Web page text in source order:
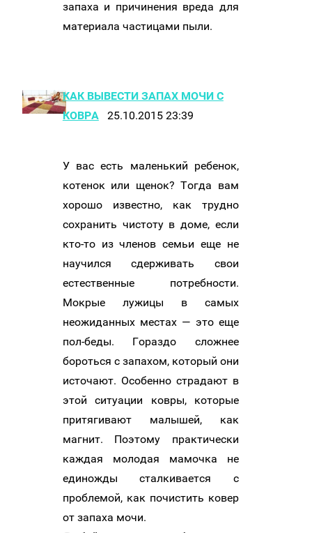
запаха и причинения вреда для
материала частицами пыли.
КАК ВЫВЕСТИ ЗАПАХ МОЧИ С
КОВРА25.10.2015 23:39
У вас есть маленький ребенок,
котенок или щенок? Тогда вам
хорошо известно, как трудно
сохранить чистоту в доме, если
кто-то из членов семьи еще не
научился сдерживать свои
естественные потребности.
Мокрые лужицы в самых
неожиданных местах — это еще
пол-беды. Гораздо сложнее
бороться с запахом, который они
источают. Особенно страдают в
этой ситуации ковры, которые
притягивают малышей, как
магнит. Поэтому практически
каждая молодая мамочка не
единожды сталкивается с
проблемой, как почистить ковер
от запаха мочи.